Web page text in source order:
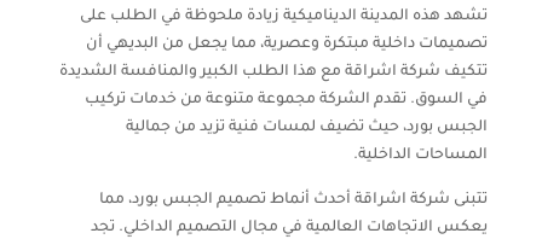
تشهد هذه المدينة الديناميكية زيادة ملحوظة في الطلب على
تصميمات داخلية مبتكرة وعصرية، مما يجعل من البديهي أن
تتكيف شركة اشراقة مع هذا الطلب الكبير والمنافسة الشديدة
في السوق. تقدم الشركة مجموعة متنوعة من خدمات تركيب
الجبس بورد، حيث تضيف لمسات فنية تزيد من جمالية
المساحات الداخلية.
تتبنى شركة اشراقة أحدث أنماط تصميم الجبس بورد، مما
يعكس الاتجاهات العالمية في مجال التصميم الداخلي. تجد